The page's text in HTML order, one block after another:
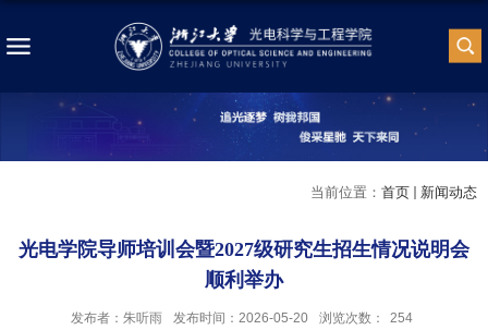
当前位置： 首页 新闻动态
光电学院导师培训会暨2027级研究生招生情况说明会
顺利举办
发布者：朱听雨 发布时间：2026-05-20 浏览次数： 254